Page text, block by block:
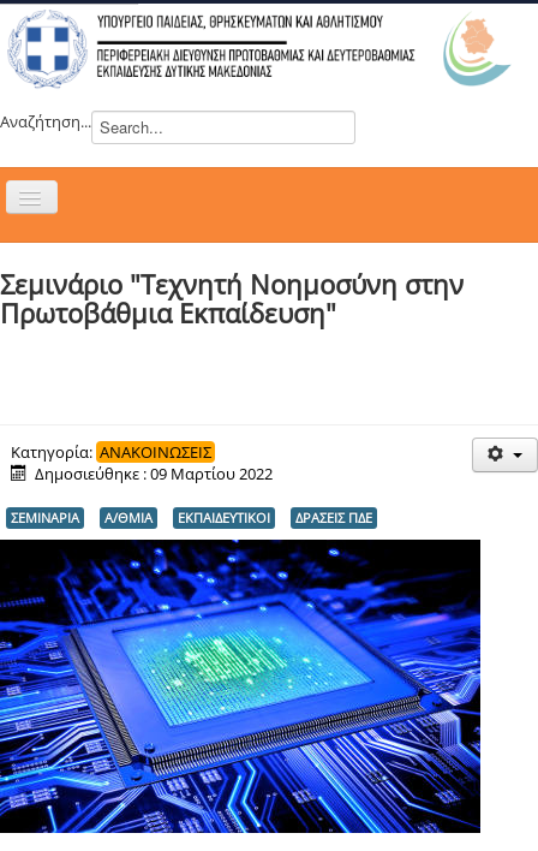
Αναζήτηση...
Εναλλαγή
ΝΕΑ
ΣΥΜΒΟΥΛΙΑ
ΔΡΑΣΕΙΣ
ΕΠΙΚΟΙΝΩΝΙΑ
ΕΞ ΑΠΟΣΤΑΣΕΩΣ ΕΚΠΑΙΔΕΥΣΗ
Σεμινάριο "Τεχνητή Νοημοσύνη στην
Πρωτοβάθμια Εκπαίδευση"
Κατηγορία: ΑΝΑΚΟΙΝΩΣΕΙΣ
Δημοσιεύθηκε : 09 Μαρτίου 2022
ΣΕΜΙΝΑΡΙΑ Α/ΘΜΙΑ ΕΚΠΑΙΔΕΥΤΙΚΟΙ ΔΡΑΣΕΙΣ ΠΔΕ